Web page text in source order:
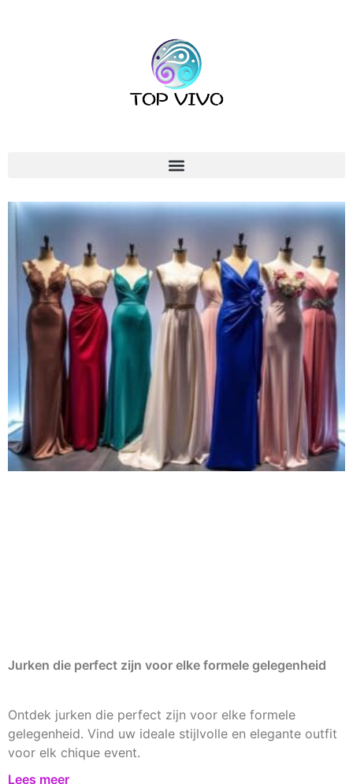
Jurken die perfect zijn voor elke formele gelegenheid
Ontdek jurken die perfect zijn voor elke formele
gelegenheid. Vind uw ideale stijlvolle en elegante outfit
voor elk chique event.
Lees meer